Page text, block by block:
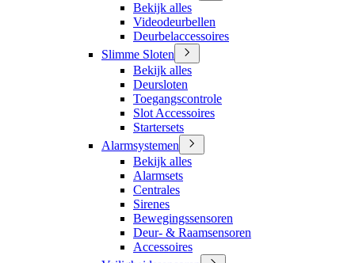
Bekijk alles
Videodeurbellen
Deurbelaccessoires
Slimme Sloten
Bekijk alles
Deursloten
Toegangscontrole
Slot Accessoires
Startersets
Alarmsystemen
Bekijk alles
Alarmsets
Centrales
Sirenes
Bewegingssensoren
Deur- & Raamsensoren
Accessoires